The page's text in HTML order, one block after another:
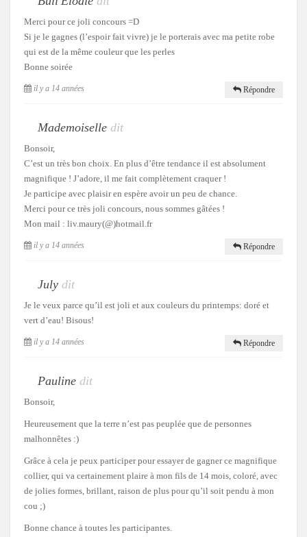
Merci pour ce joli concours =D
Si je le gagnes (l’espoir fait vivre) je le porterais avec ma petite robe
qui est de la même couleur que les perles
Bonne soirée
il y a 14 années Répondre
Mademoiselle dit
Bonsoir,
C’est un très bon choix. En plus d’être tendance il est absolument
magnifique ! J’adore, il me fait complètement craquer !
Je participe avec plaisir en espère avoir un peu de chance.
Merci pour ce très joli concours, nous sommes gâtées !
Mon mail : liv.maury(@)hotmail.fr
il y a 14 années Répondre
July dit
Je le veux parce qu’il est joli et aux couleurs du printemps: doré et
vert d’eau! Bisous!
il y a 14 années Répondre
Pauline dit
Bonsoir,
Heureusement que la terre n’est pas peuplée que de personnes
malhonnêtes :)
Grâce à cela je peux participer pour essayer de gagner ce magnifique
collier, qui va certainement plaire à mon fils de 14 mois, coloré, avec
de jolies formes, brillant, raison de plus pour qu’il soit pendu à mon
cou ;)
Bonne chance à toutes les participantes.